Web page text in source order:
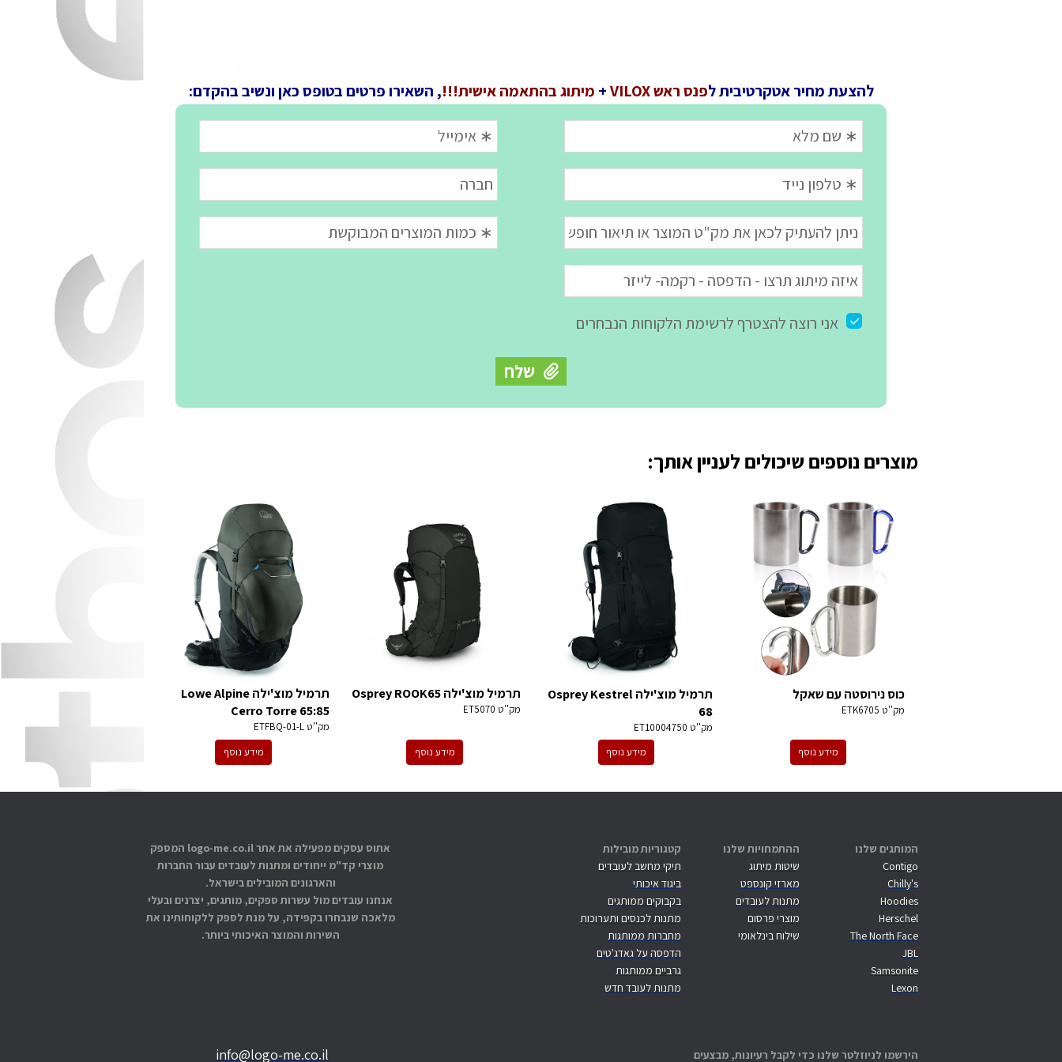
להצעת מחיר אטקרטיבית לפנס ראש VILOX + מיתוג בהתאמה אישית!!!, השאירו פרטים בטופס כאן ונשיב בהקדם:
מוצרים נוספים שיכולים לעניין אותך:
כוס נירוסטה עם שאקל
מק''ט ETK6705
מידע נוסף
תרמיל מוצ'ילה Osprey Kestrel
68
מק''ט ET10004750
מידע נוסף
תרמיל מוצ'ילה Osprey ROOK65
מק''ט ET5070
מידע נוסף
תרמיל מוצ'ילה Lowe Alpine
Cerro Torre 65:85
מק''טETFBQ-01-L
מידע נוסף
המותגים שלנו
Contigo
Chilly's
Hoodies
Herschel
The North Face
JBL
Samsonite
Lexon
ההתמחויות שלנו
שיטות מיתוג
מארזי קונספט
מתנות לעובדים
מוצרי פרסום
שילוח בינלאומי
קטגוריות מובילות
תיקי מחשב לעובדים
ביגוד איכותי
בקבוקים ממותגים
מתנות לכנסים ותערוכות
מחברות ממותגות
הדפסה על גאדג'טים
גרביים ממותגות
מתנות לעובד חדש
אתוס עסקים מפעילה את אתר logo-me.co.il המספק
מוצרי קד"מ ייחודים ומתנות לעובדים עבור החברות
והארגונים המובילים בישראל.
אנחנו עובדים מול עשרות ספקים, מותגים, יצרנים ובעלי
מלאכה שנבחרו בקפידה, על מנת לספק ללקוחותינו את
השירות והמוצר האיכותי ביותר.
הירשמו לניוזלטר שלנו כדי לקבל רעיונות, מבצעים info@logo-me.co.il